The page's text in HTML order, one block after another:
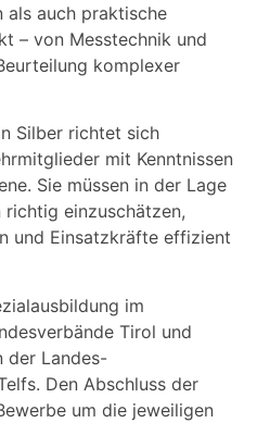
als auch praktische
– von Messtechnik und
komplexer
Silber richtet sich
mit Kenntnissen
Sie müssen in der Lage
richtig einzuschätzen,
und Einsatzkräfte effizient
im
Tirol und
der Landes-
Den Abschluss der
um die jeweiligen